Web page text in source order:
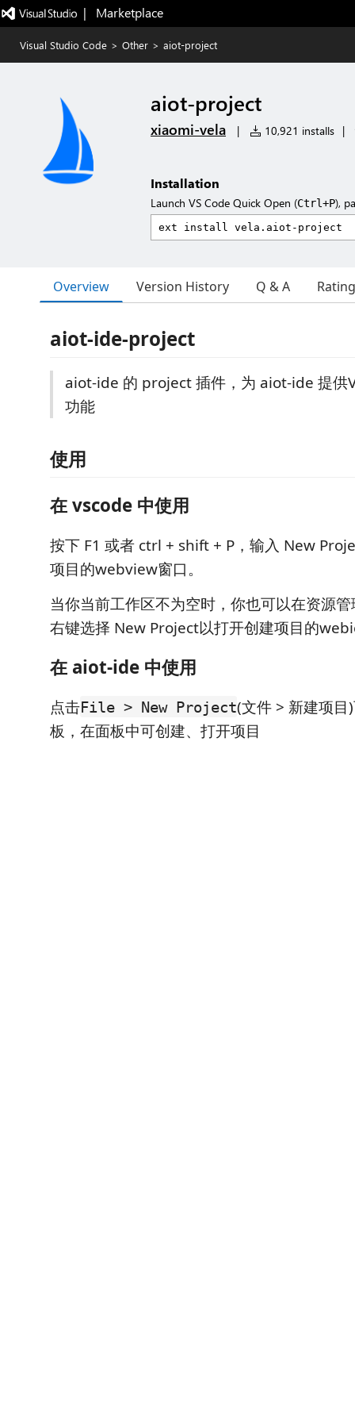
|   Marketplace
Visual Studio Code > Other > aiot-project
aiot-project
xiaomi-vela | 10,921 installs |
Installation
Launch VS Code Quick Open (Ctrl+P),
Overview Version History Q & A
aiot-ide-project
aiot-ide 的 project 插件，为 aiot-ide 提供
功能
使用
在 vscode 中使用
按下 F1 或者 ctrl + shift + P，输入 New
项目的webview窗口。
当你当前工作区不为空时，你也可以在资源
右键选择 New Project以打开创建项目的
在 aiot-ide 中使用
点击File > New Project(文件 > 新建项
板，在面板中可创建、打开项目